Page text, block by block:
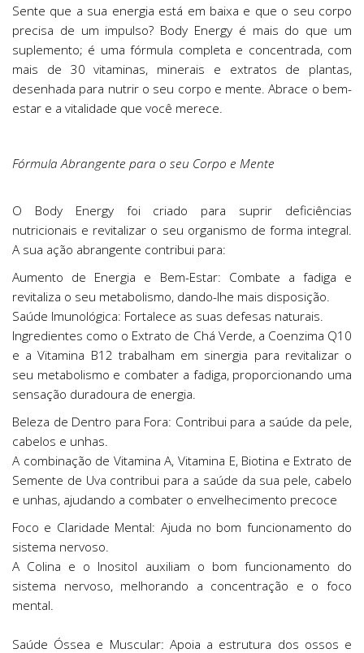
Sente que a sua energia está em baixa e que o seu corpo
precisa de um impulso? Body Energy é mais do que um
suplemento; é uma fórmula completa e concentrada, com
mais de 30 vitaminas, minerais e extratos de plantas,
desenhada para nutrir o seu corpo e mente. Abrace o bem-
estar e a vitalidade que você merece.
Fórmula Abrangente para o seu Corpo e Mente
O Body Energy foi criado para suprir deficiências
nutricionais e revitalizar o seu organismo de forma integral.
A sua ação abrangente contribui para:
Aumento de Energia e Bem-Estar: Combate a fadiga e
revitaliza o seu metabolismo, dando-lhe mais disposição.
Saúde Imunológica: Fortalece as suas defesas naturais.
Ingredientes como o Extrato de Chá Verde, a Coenzima Q10
e a Vitamina B12 trabalham em sinergia para revitalizar o
seu metabolismo e combater a fadiga, proporcionando uma
sensação duradoura de energia.
Beleza de Dentro para Fora: Contribui para a saúde da pele,
cabelos e unhas.
A combinação de Vitamina A, Vitamina E, Biotina e Extrato de
Semente de Uva contribui para a saúde da sua pele, cabelo
e unhas, ajudando a combater o envelhecimento precoce
Foco e Claridade Mental: Ajuda no bom funcionamento do
sistema nervoso.
A Colina e o Inositol auxiliam o bom funcionamento do
sistema nervoso, melhorando a concentração e o foco
mental.
Saúde Óssea e Muscular: Apoia a estrutura dos ossos e